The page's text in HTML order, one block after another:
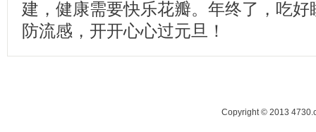
建，健康需要快乐花瓣。年终了，吃
防流感，开开心心过元旦！
Copyright © 2013